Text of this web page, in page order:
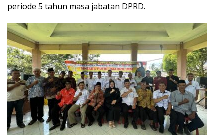
periode 5 tahun masa jabatan DPRD.